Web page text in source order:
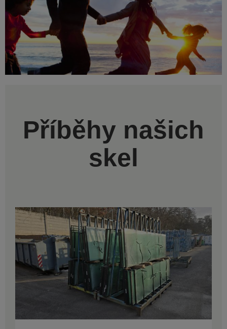
Příběhy našich
skel